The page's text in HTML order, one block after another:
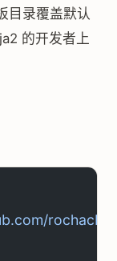
目录覆盖默认
的开发者上